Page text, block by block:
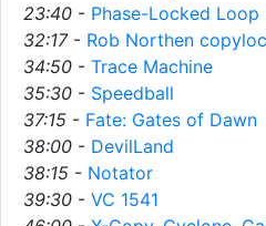
23:40 - Phase-Locked Loop
32:17- Rob Northen
34:50 - Trace Machine
35:30 - Speedball
37:15 - Fate: Gates of Dawn
38:00 - DevilLand
38:15 - Notator
39:30 - VC 1541